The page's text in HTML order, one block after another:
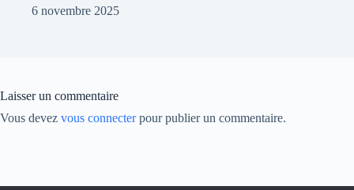
6 novembre 2025
Laisser un commentaire
Vous devez vous connecterpour publier un commentaire.